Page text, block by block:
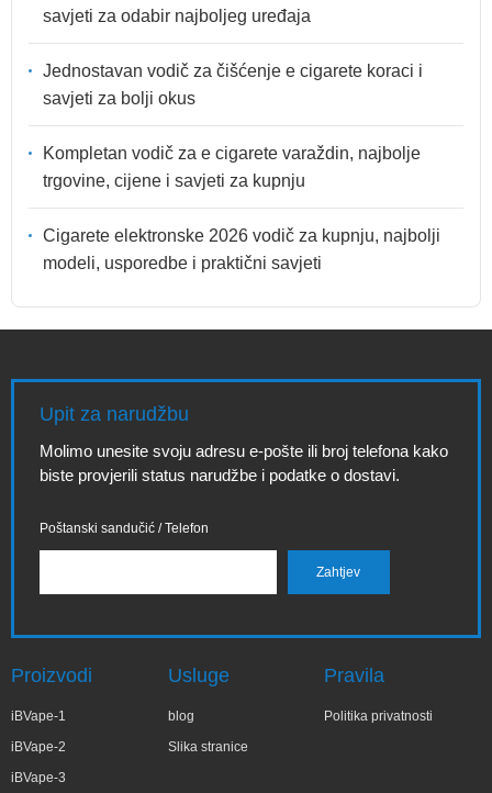
savjeti za odabir najboljeg uređaja
Jednostavan vodič za čišćenje e cigarete koraci i
savjeti za bolji okus
Kompletan vodič za e cigarete varaždin, najbolje
trgovine, cijene i savjeti za kupnju
Cigarete elektronske 2026 vodič za kupnju, najbolji
modeli, usporedbe i praktični savjeti
Upit za narudžbu
Molimo unesite svoju adresu e-pošte ili broj telefona kako
biste provjerili status narudžbe i podatke o dostavi.
Poštanski sandučić / Telefon
Proizvodi
iBVape-1
iBVape-2
iBVape-3
Usluge
blog
Slika stranice
Pravila
Politika privatnosti